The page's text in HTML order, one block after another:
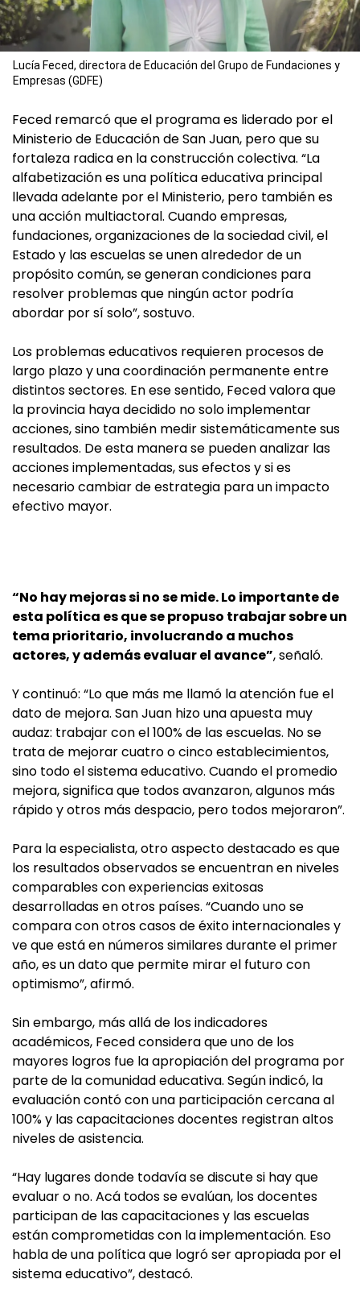
Lucía Feced, directora de Educación del Grupo de Fundaciones y
Empresas (GDFE)
Feced remarcó que el programa es liderado por el
Ministerio de Educación de San Juan, pero que su
fortaleza radica en la construcción colectiva. “La
alfabetización es una política educativa principal
llevada adelante por el Ministerio, pero también es
una acción multiactoral. Cuando empresas,
fundaciones, organizaciones de la sociedad civil, el
Estado y las escuelas se unen alrededor de un
propósito común, se generan condiciones para
resolver problemas que ningún actor podría
abordar por sí solo”, sostuvo.
Los problemas educativos requieren procesos de
largo plazo y una coordinación permanente entre
distintos sectores. En ese sentido, Feced valora que
la provincia haya decidido no solo implementar
acciones, sino también medir sistemáticamente sus
resultados. De esta manera se pueden analizar las
acciones implementadas, sus efectos y si es
necesario cambiar de estrategia para un impacto
efectivo mayor.
“No hay mejoras si no se mide. Lo importante de
esta política es que se propuso trabajar sobre un
tema prioritario, involucrando a muchos
actores, y además evaluar el avance”, señaló.
Y continuó: “Lo que más me llamó la atención fue el
dato de mejora. San Juan hizo una apuesta muy
audaz: trabajar con el 100% de las escuelas. No se
trata de mejorar cuatro o cinco establecimientos,
sino todo el sistema educativo. Cuando el promedio
mejora, significa que todos avanzaron, algunos más
rápido y otros más despacio, pero todos mejoraron”.
Para la especialista, otro aspecto destacado es que
los resultados observados se encuentran en niveles
comparables con experiencias exitosas
desarrolladas en otros países. “Cuando uno se
compara con otros casos de éxito internacionales y
ve que está en números similares durante el primer
año, es un dato que permite mirar el futuro con
optimismo”, afirmó.
Sin embargo, más allá de los indicadores
académicos, Feced considera que uno de los
mayores logros fue la apropiación del programa por
parte de la comunidad educativa. Según indicó, la
evaluación contó con una participación cercana al
100% y las capacitaciones docentes registran altos
niveles de asistencia.
“Hay lugares donde todavía se discute si hay que
evaluar o no. Acá todos se evalúan, los docentes
participan de las capacitaciones y las escuelas
están comprometidas con la implementación. Eso
habla de una política que logró ser apropiada por el
sistema educativo”, destacó.